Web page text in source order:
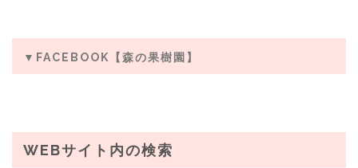
▼FACEBOOK【森の果樹園】
WEBサイト内の検索